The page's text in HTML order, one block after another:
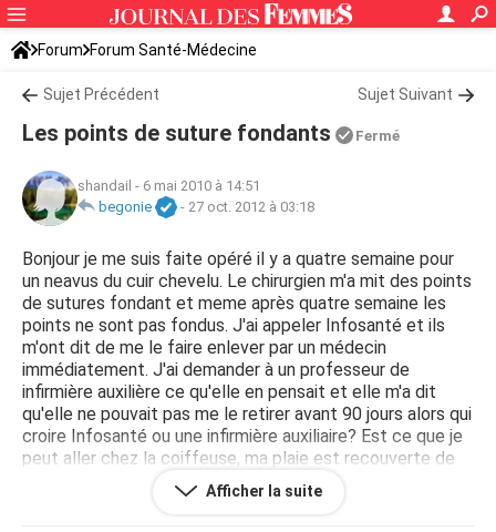
Forum Forum Santé-Médecine
Symptômes et maladies courantes
Sujet Précédent Sujet Suivant
Les points de suture fondants Fermé
shandail - 6 mai 2010 à 14:51
begonie
- 27 oct. 2012 à 03:18
Bonjour je me suis faite opéré il y a quatre semaine pour
un neavus du cuir chevelu. Le chirurgien m'a mit des points
de sutures fondant et meme après quatre semaine les
points ne sont pas fondus. J'ai appeler Infosanté et ils
m'ont dit de me le faire enlever par un médecin
immédiatement. J'ai demander à un professeur de
infirmière auxilière ce qu'elle en pensait et elle m'a dit
qu'elle ne pouvait pas me le retirer avant 90 jours alors qui
croire Infosanté ou une infirmière auxiliaire? Est ce que je
peut aller chez la coiffeuse, ma plaie est recouverte de
mais c'est bien sec et ca ne fait plus mal dutout. Est
Afficher la suite